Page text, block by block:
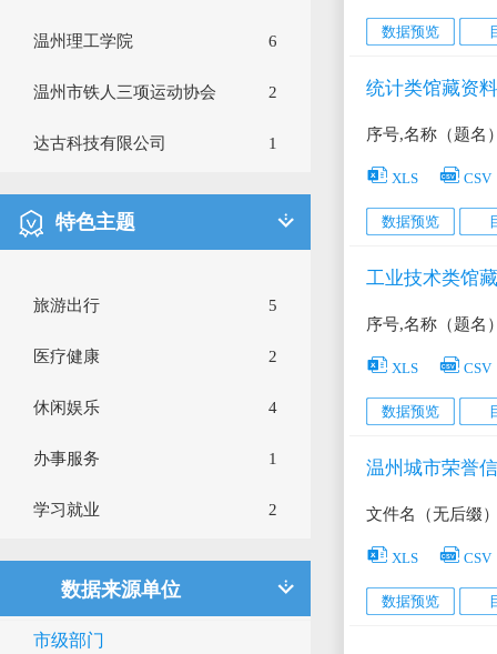
生态环境
地理空间 151
社会救助 20
社保就业 13
其他 174
温州理工学院 6
温州市铁人三项运动协会 2
达古科技有限公司 1
特色主题
旅游出行 5
医疗健康 2
休闲娱乐 4
办事服务 1
学习就业 2
数据来源单位
市级部门
数据预览
统计类馆藏资
序号,名称（题名
 XLS  CSV
数据预览
工业技术类馆
序号,名称（题名
 XLS  CSV
数据预览
温州城市荣誉
 XLS  CSV
数据预览